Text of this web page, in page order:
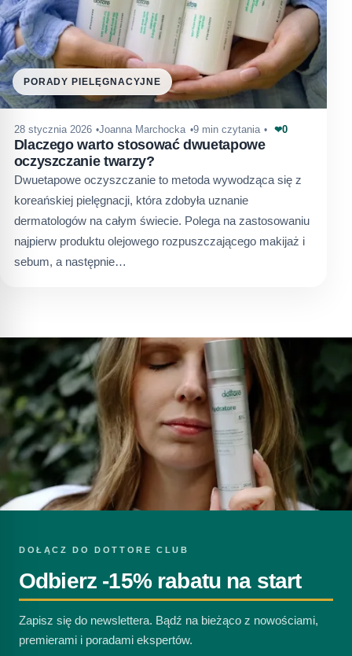
PORADY PIELĘGNACYJNE
28 stycznia 2026 Joanna Marchocka 9 min czytania ❤0
Dlaczego warto stosować dwuetapowe
oczyszczanie twarzy?
Dwuetapowe oczyszczanie to metoda wywodząca się z
koreańskiej pielęgnacji, która zdobyła uznanie
dermatologów na całym świecie. Polega na zastosowaniu
najpierw produktu olejowego rozpuszczającego makijaż i
sebum, a następnie…
DOŁĄCZ DO DOTTORE CLUB
Odbierz -15% rabatu na start
Zapisz się do newslettera. Bądź na bieżąco z nowościami,
premierami i poradami ekspertów.